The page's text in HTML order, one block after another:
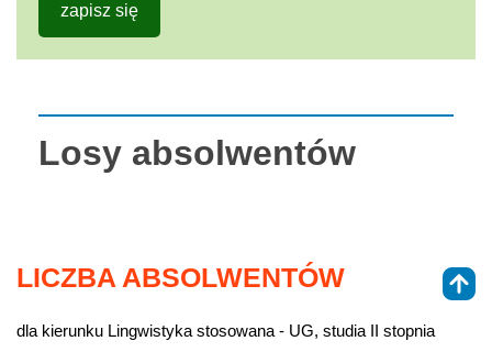
zapisz się
Losy absolwentów
LICZBA ABSOLWENTÓW
dla kierunku Lingwistyka stosowana - UG, studia II stopnia